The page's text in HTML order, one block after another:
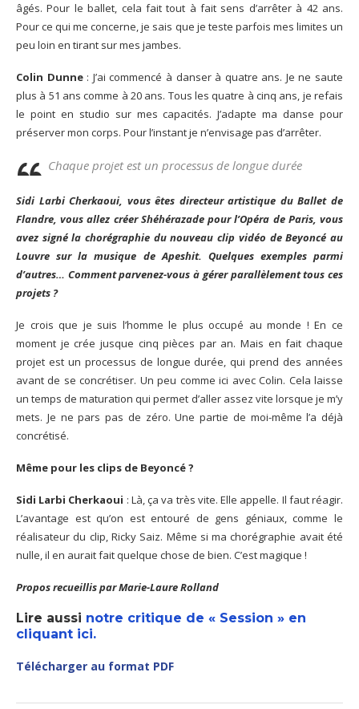
âgés. Pour le ballet, cela fait tout à fait sens d’arrêter à 42 ans.
Pour ce qui me concerne, je sais que je teste parfois mes limites un
peu loin en tirant sur mes jambes.
Colin Dunne: J’ai commencé à danser à quatre ans. Je ne saute
plus à 51 ans comme à 20 ans. Tous les quatre à cinq ans, je refais
le point en studio sur mes capacités. J’adapte ma danse pour
préserver mon corps. Pour l’instant je n’envisage pas d’arrêter.
Chaque projet est un processus de longue durée
Sidi Larbi Cherkaoui, vous êtes directeur artistique du Ballet de
Flandre, vous allez créer Shéhérazade pour l’Opéra de Paris, vous
avez signé la chorégraphie du nouveau clip vidéo de Beyoncé au
Louvre sur la musique deApeshit. Quelques exemples parmi
d’autres… Comment parvenez-vous à gérer parallèlement tous ces
projets ?
Je crois que je suis l’homme le plus occupé au monde ! En ce
moment je crée jusque cinq pièces par an. Mais en fait chaque
projet est un processus de longue durée, qui prend des années
avant de se concrétiser. Un peu comme ici avec Colin. Cela laisse
un temps de maturation qui permet d’aller assez vite lorsque je m’y
mets. Je ne pars pas de zéro. Une partie de moi-même l’a déjà
concrétisé.
Même pour les clips de Beyoncé ?
Sidi Larbi Cherkaoui : Là, ça va très vite. Elle appelle. Il faut réagir.
L’avantage est qu’on est entouré de gens géniaux, comme le
réalisateur du clip, Ricky Saiz. Même si ma chorégraphie avait été
nulle, il en aurait fait quelque chose de bien. C’est magique !
Propos recueillis par Marie-Laure Rolland
Lire aussi notre critique de « Session » en
cliquant ici.
Télécharger au format PDF